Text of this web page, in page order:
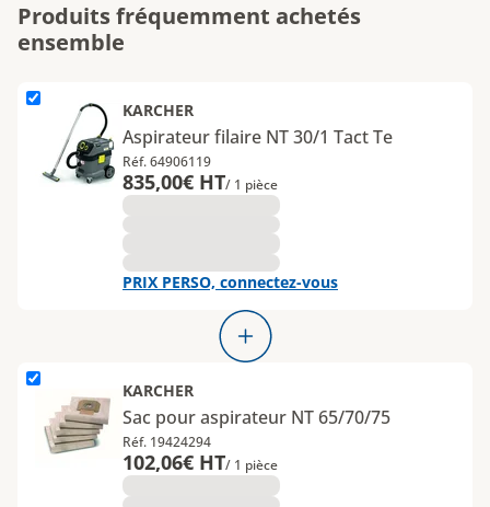
Produits fréquemment achetés
ensemble
L'élément Aspirateur filaire NT 30&#x2F;1 Tact Te est ajouté
KARCHER
Aspirateur filaire NT 30/1 Tact Te
Réf. 64906119
835,00€ HT/ 1 pièce
PRIX PERSO, connectez-vous
L'élément Sac pour aspirateur NT 65&#x2F;70&#x2F;75 est
KARCHER
Sac pour aspirateur NT 65/70/75
Réf. 19424294
102,06€ HT/ 1 pièce